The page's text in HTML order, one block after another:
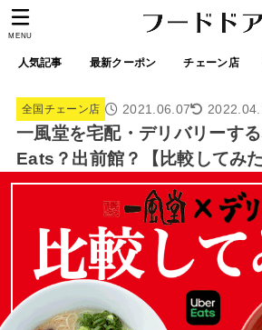
人気記事 最新クーポン チェーン店
MENU
全国チェーン店 2021.06.07
一風堂を宅配・デリバリーす
Eats？出前館？【比較してみた